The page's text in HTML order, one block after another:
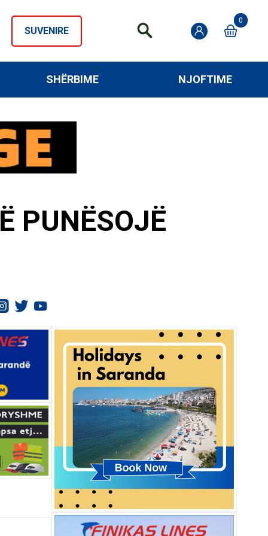
SUVENIRE
0
SHËRBIME NJOFTIME
PUNËSOJË